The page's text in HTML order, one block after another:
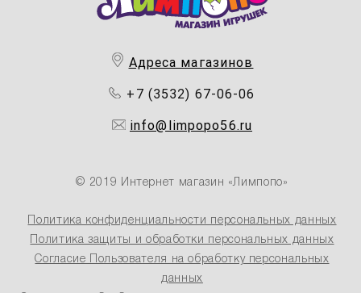
Адреса магазинов
+7 (3532) 67-06-06
info@limpopo56.ru
© 2019 Интернет магазин «Лимпопо»
Политика конфиденциальности персональных данных
Политика защиты и обработки персональных данных
Согласие Пользователя на обработку персональных
данных